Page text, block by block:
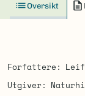
Oversikt
Forfattere
Utgiver